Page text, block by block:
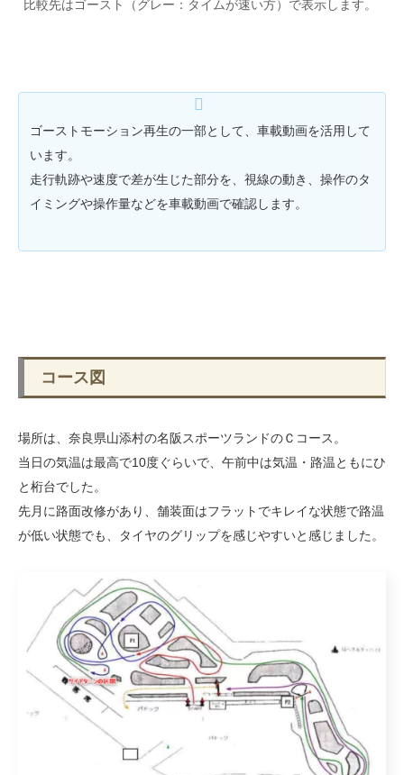
比較先はゴースト（グレー：タイムが速い方）で表示します。
ゴーストモーション再生の一部として、車載動画を活用して
います。
走行軌跡や速度で差が生じた部分を、視線の動き、操作のタ
イミングや操作量などを車載動画で確認します。
コース図
場所は、奈良県山添村の名阪スポーツランドのＣコース。
当日の気温は最高で10度ぐらいで、午前中は気温・路温ともにひ
と桁台でした。
先月に路面改修があり、舗装面はフラットでキレイな状態で路温
が低い状態でも、タイヤのグリップを感じやすいと感じました。